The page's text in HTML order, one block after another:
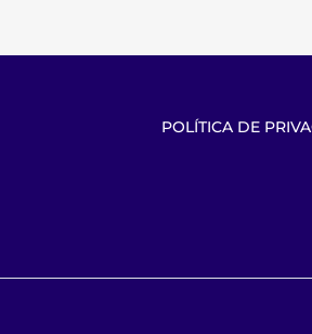
POLÍTICA DE